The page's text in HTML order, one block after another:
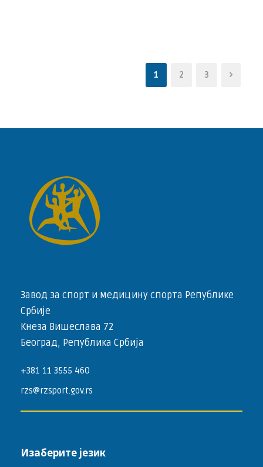
1 2 3
Завод за спорт и медицину спорта Републике
Србије
Кнеза Вишеслава 72
Београд, Република Србија
+381 11 3555 460
rzs@rzsport.gov.rs
Изаберите језик